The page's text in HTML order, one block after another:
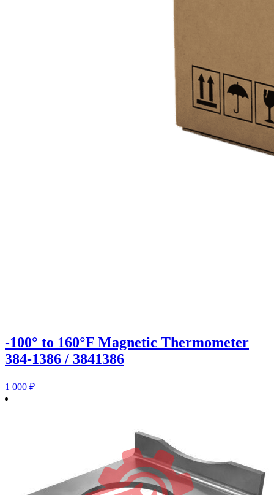
-100° to 160°F Magnetic Thermometer
384-1386 / 3841386
1 000 ₽